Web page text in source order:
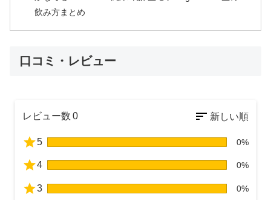
飲み方まとめ
口コミ・レビュー
レビュー数 0
5 0%
4 0%
3 0%